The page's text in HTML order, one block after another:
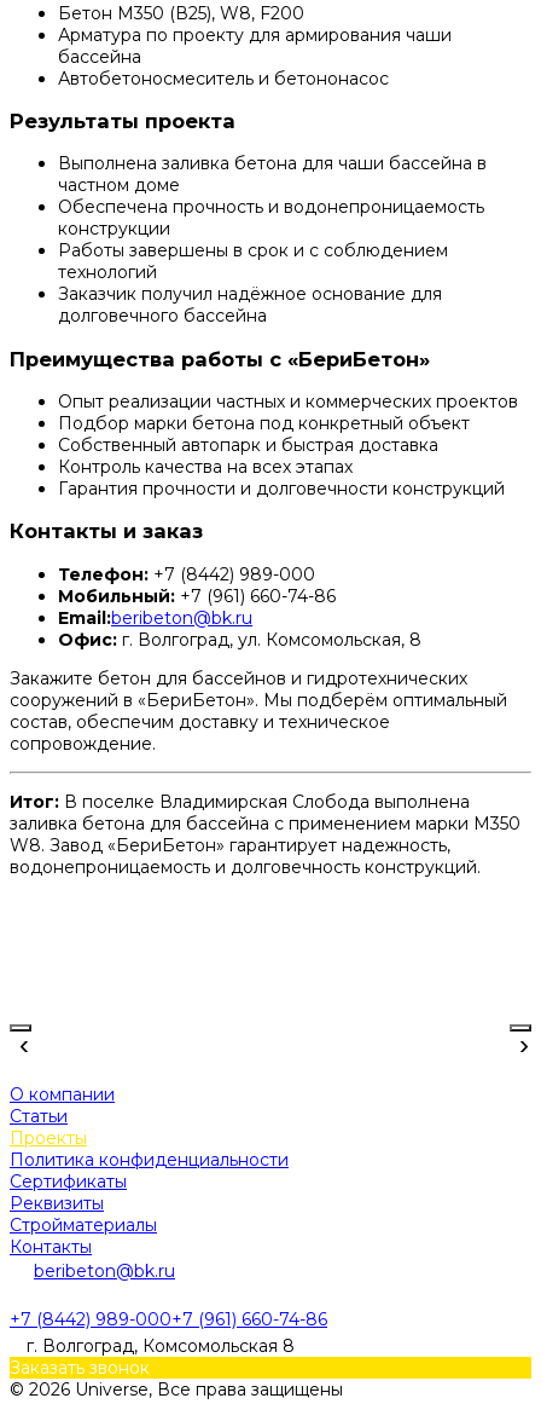
Бетон М350 (В25), W8, F200
Арматура по проекту для армирования чаши
бассейна
Автобетоносмеситель и бетононасос
Результаты проекта
Выполнена заливка бетона для чаши бассейна в
частном доме
Обеспечена прочность и водонепроницаемость
конструкции
Работы завершены в срок и с соблюдением
технологий
Заказчик получил надёжное основание для
долговечного бассейна
Преимущества работы с «БериБетон»
Опыт реализации частных и коммерческих проектов
Подбор марки бетона под конкретный объект
Собственный автопарк и быстрая доставка
Контроль качества на всех этапах
Гарантия прочности и долговечности конструкций
Контакты и заказ
Телефон: +7 (8442) 989-000
Мобильный: +7 (961) 660-74-86
Email:beribeton@bk.ru
Офис: г. Волгоград, ул. Комсомольская, 8
Закажите бетон для бассейнов и гидротехнических
сооружений в «БериБетон». Мы подберём оптимальный
состав, обеспечим доставку и техническое
сопровождение.
Итог: В поселке Владимирская Слобода выполнена
заливка бетона для бассейна с применением марки М350
W8. Завод «БериБетон» гарантирует надежность,
водонепроницаемость и долговечность конструкций.
‹ ›
О компании
Статьи
Проекты
Политика конфиденциальности
Сертификаты
Реквизиты
Стройматериалы
Контакты
beribeton@bk.ru
+7 (8442) 989-000+7 (961) 660-74-86
г. Волгоград, Комсомольская 8
Заказать звонок
© 2026 Universe, Все права защищены